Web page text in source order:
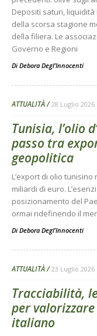
Depositi saturi,
della scorsa stagione
della filiera. Le
Governo e Regioni
Di Debora Degl’Innocenti
ATTUALITÀ 28 Luglio 2026
Tunisia, l’olio
passo tra
geopolitica
L’export di olio
miliardi di euro.
posizionamento del
ormai ridefinendo il
Di Debora Degl’Innocenti
ATTUALITÀ 23 Luglio 2026
Tracciabilità,
per
italiano